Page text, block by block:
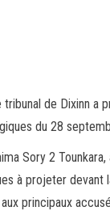
de Dixinn a
du 28
Sory 2
à projeter
principaux